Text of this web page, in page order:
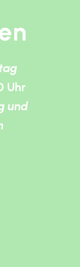
Uhr
und